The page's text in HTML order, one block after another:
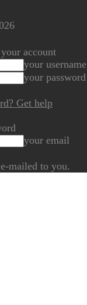
account
your username
your password
Get help
your email
mailed to you.